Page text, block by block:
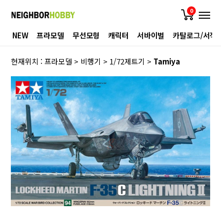
0
NEW 프라모델 무선모형 캐릭터 서바이벌 카탈로그/서적
현재위치 :프라모델 > 비행기 > 1/72제트기 > Tamiya